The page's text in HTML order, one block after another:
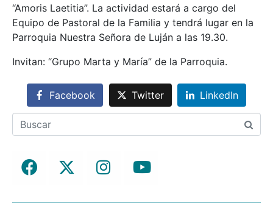
“Amoris Laetitia”. La actividad estará a cargo del
Equipo de Pastoral de la Familia y tendrá lugar en la
Parroquia Nuestra Señora de Luján a las 19.30.
Invitan: “Grupo Marta y María” de la Parroquia.
Facebook Twitter LinkedIn